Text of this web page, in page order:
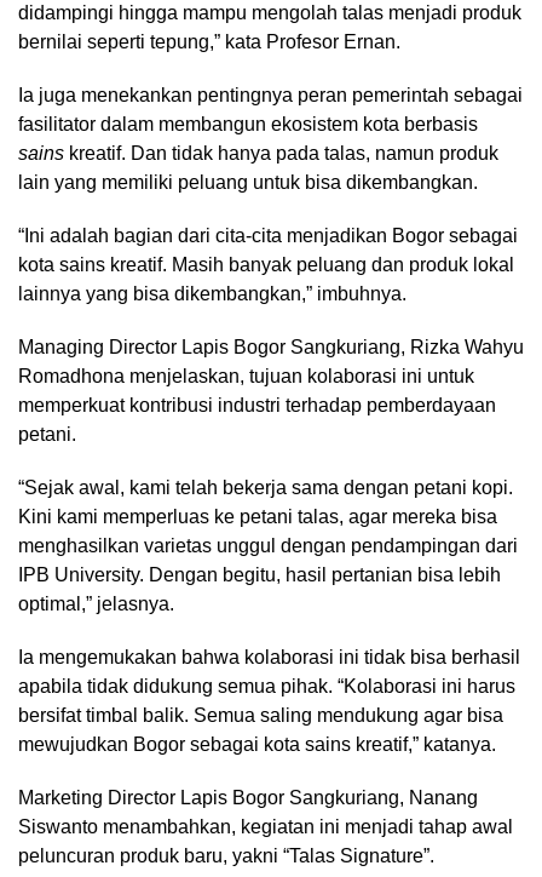
didampingi hingga mampu mengolah talas menjadi produk
bernilai seperti tepung,” kata Profesor Ernan.
Ia juga menekankan pentingnya peran pemerintah sebagai
fasilitator dalam membangun ekosistem kota berbasis
sains kreatif. Dan tidak hanya pada talas, namun produk
lain yang memiliki peluang untuk bisa dikembangkan.
“Ini adalah bagian dari cita-cita menjadikan Bogor sebagai
kota sains kreatif. Masih banyak peluang dan produk lokal
lainnya yang bisa dikembangkan,” imbuhnya.
Managing Director Lapis Bogor Sangkuriang, Rizka Wahyu
Romadhona menjelaskan, tujuan kolaborasi ini untuk
memperkuat kontribusi industri terhadap pemberdayaan
petani.
“Sejak awal, kami telah bekerja sama dengan petani kopi.
Kini kami memperluas ke petani talas, agar mereka bisa
menghasilkan varietas unggul dengan pendampingan dari
IPB University. Dengan begitu, hasil pertanian bisa lebih
optimal,” jelasnya.
Ia mengemukakan bahwa kolaborasi ini tidak bisa berhasil
apabila tidak didukung semua pihak. “Kolaborasi ini harus
bersifat timbal balik. Semua saling mendukung agar bisa
mewujudkan Bogor sebagai kota sains kreatif,” katanya.
Marketing Director Lapis Bogor Sangkuriang, Nanang
Siswanto menambahkan, kegiatan ini menjadi tahap awal
peluncuran produk baru, yakni “Talas Signature”.